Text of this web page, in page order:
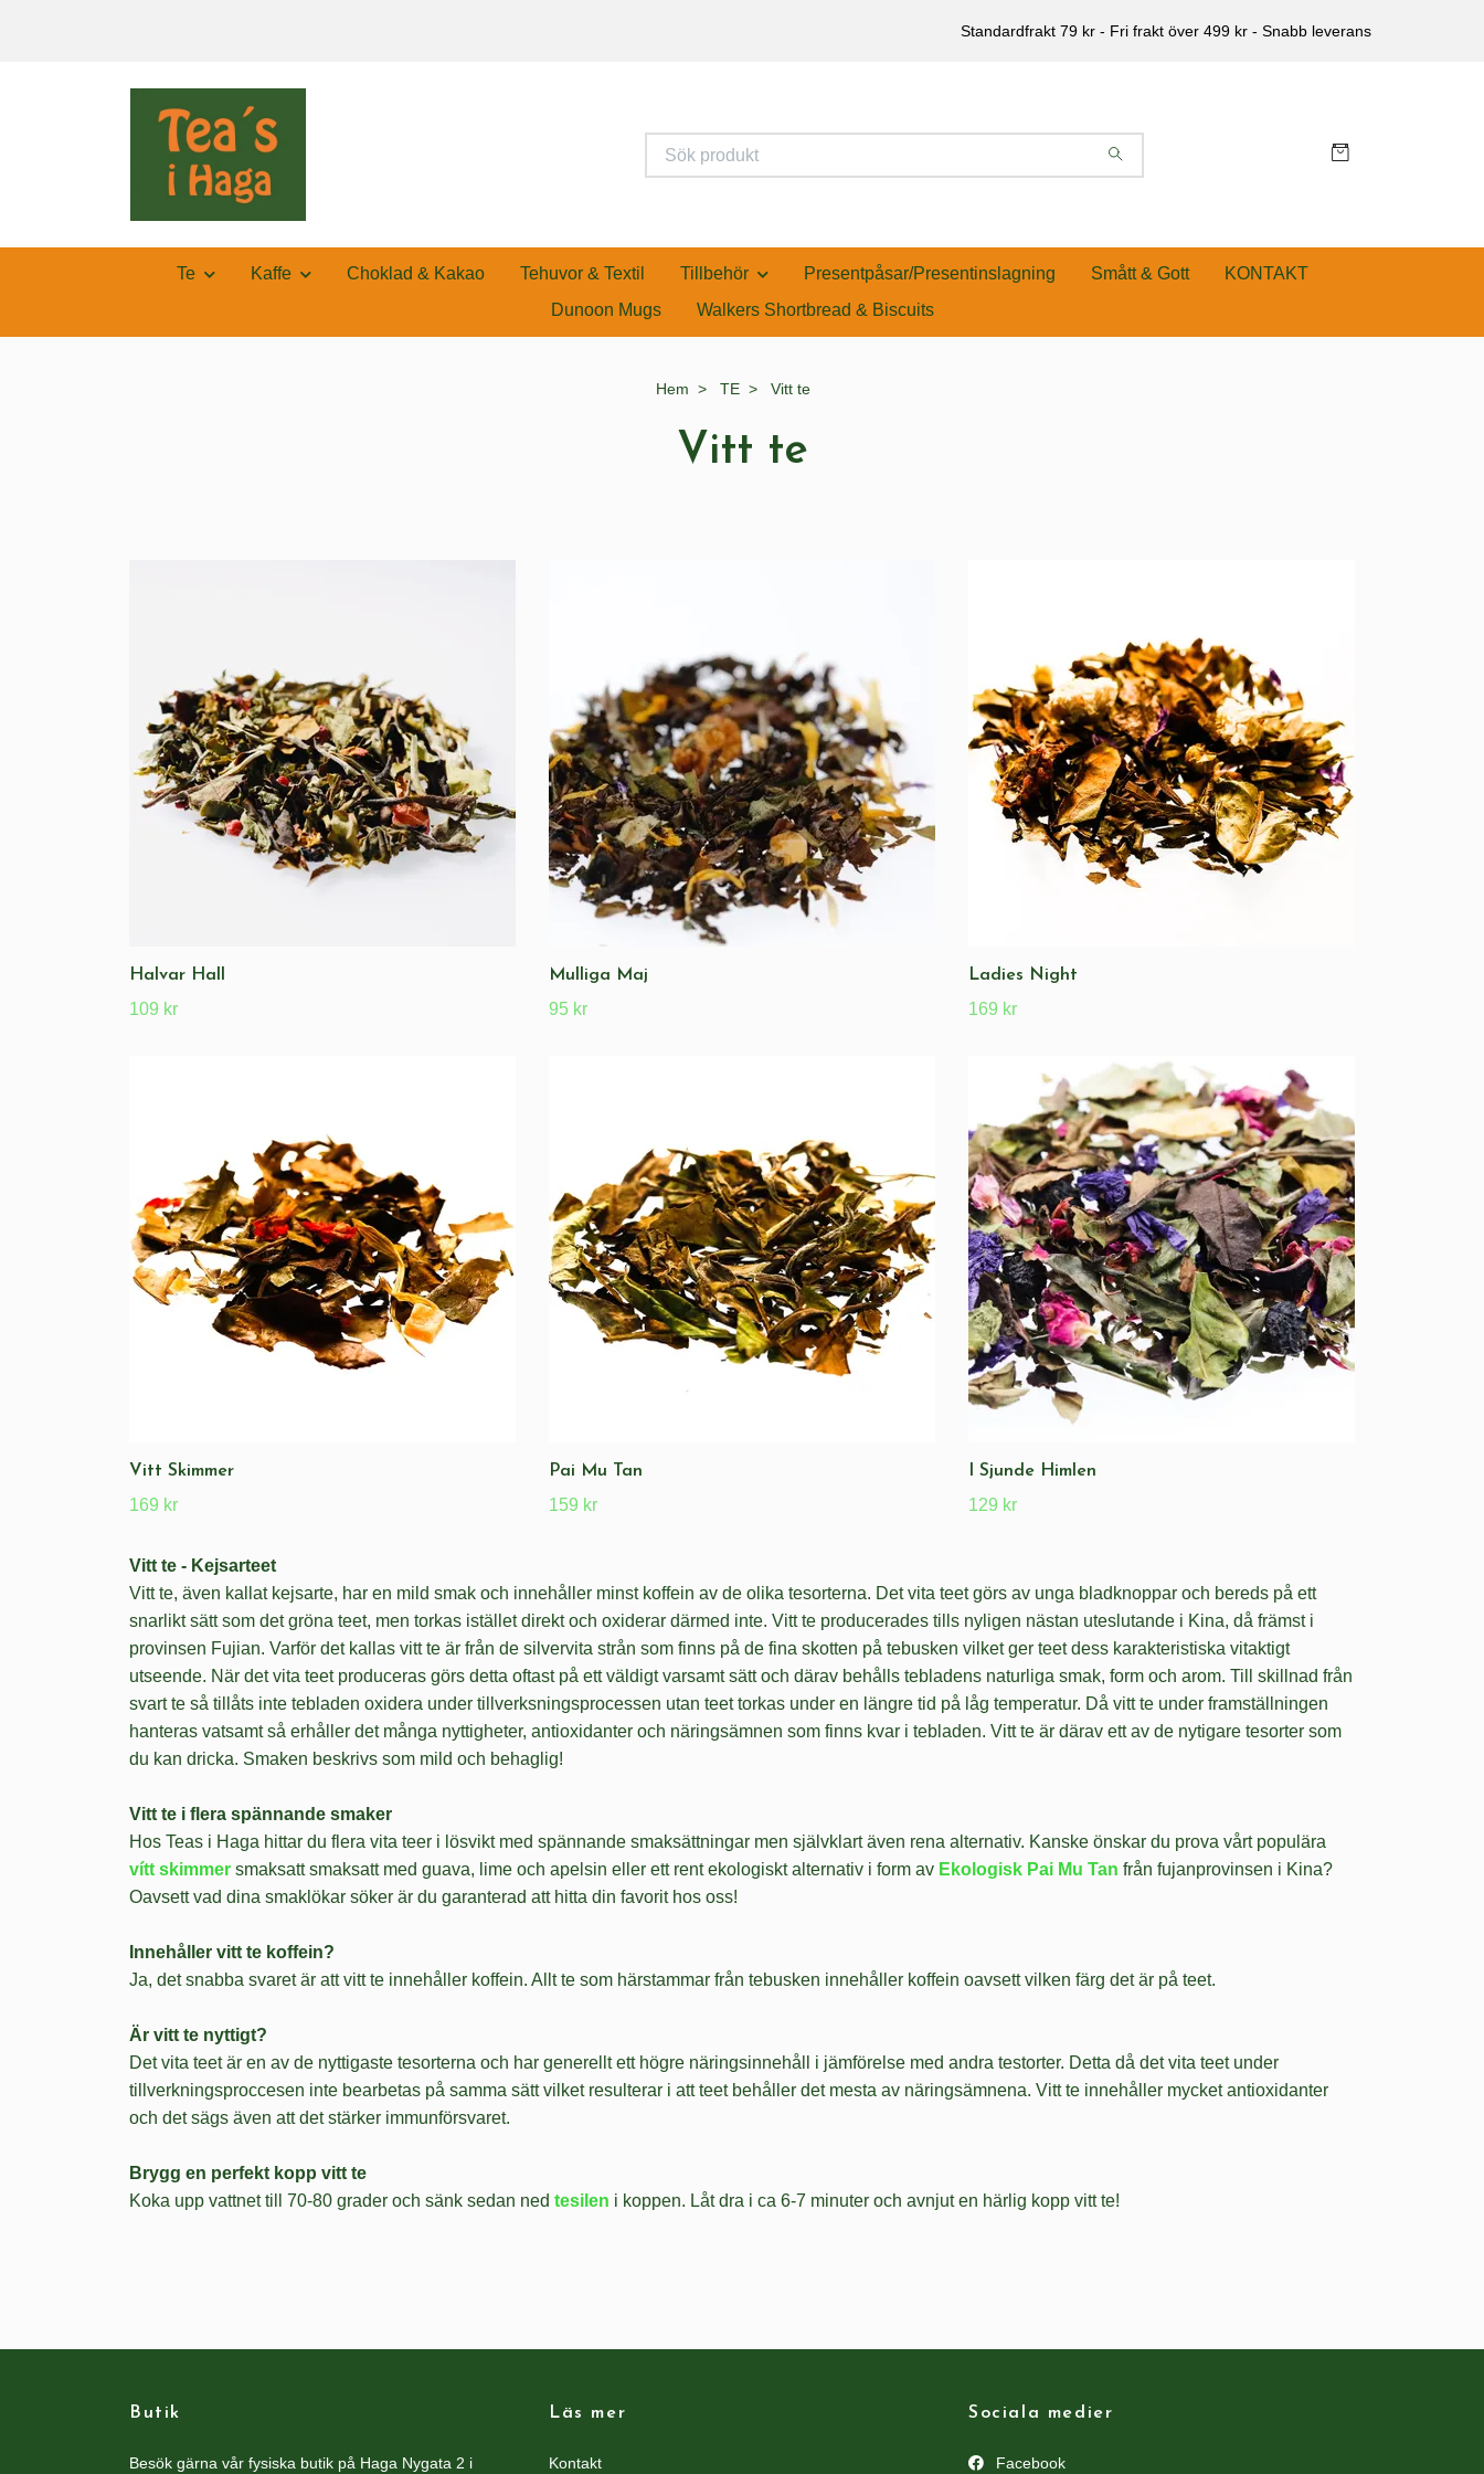
Standardfrakt 79 kr - Fri frakt över 499 kr - Snabb leverans
Te Kaffe Choklad & Kakao Tehuvor & Textil Tillbehör Presentpåsar/Presentinslagning Smått & Gott
KONTAKT
Dunoon Mugs
Walkers Shortbread & Biscuits
Hem TE Vitt te
Vitt te
Halvar Hall
109 kr
Mulliga Maj
95 kr
Ladies Night
169 kr
Vitt Skimmer
169 kr
Pai Mu Tan
159 kr
I Sjunde Himlen
129 kr
Vitt te - Kejsarteet
Vitt te, även kallat kejsarte, har en mild smak och innehåller minst koffein av de olika tesorterna. Det vita teet görs av unga bladknoppar och bereds på ett
snarlikt sätt som det gröna teet, men torkas istället direkt och oxiderar därmed inte. Vitt te producerades tills nyligen nästan uteslutande i Kina, då främst i
provinsen Fujian. Varför det kallas vitt te är från de silvervita strån som finns på de fina skotten på tebusken vilket ger teet dess karakteristiska vitaktigt
utseende. När det vita teet produceras görs detta oftast på ett väldigt varsamt sätt och därav behålls tebladens naturliga smak, form och arom. Till skillnad från
svart te så tillåts inte tebladen oxidera under tillverksningsprocessen utan teet torkas under en längre tid på låg temperatur. Då vitt te under framställningen
hanteras vatsamt så erhåller det många nyttigheter, antioxidanter och näringsämnen som finns kvar i tebladen. Vitt te är därav ett av de nytigare tesorter som
du kan dricka. Smaken beskrivs som mild och behaglig!
Vitt te i flera spännande smaker
Hos Teas i Haga hittar du flera vita teer i lösvikt med spännande smaksättningar men självklart även rena alternativ. Kanske önskar du prova vårt populära
vítt skimmer smaksatt smaksatt med guava, lime och apelsin eller ett rent ekologiskt alternativ i form av Ekologisk Pai Mu Tan från fujanprovinsen i Kina?
Oavsett vad dina smaklökar söker är du garanterad att hitta din favorit hos oss!
Innehåller vitt te koffein?
Ja, det snabba svaret är att vitt te innehåller koffein. Allt te som härstammar från tebusken innehåller koffein oavsett vilken färg det är på teet.
Är vitt te nyttigt?
Det vita teet är en av de nyttigaste tesorterna och har generellt ett högre näringsinnehåll i jämförelse med andra testorter. Detta då det vita teet under
tillverkningsproccesen inte bearbetas på samma sätt vilket resulterar i att teet behåller det mesta av näringsämnena. Vitt te innehåller mycket antioxidanter
och det sägs även att det stärker immunförsvaret.
Brygg en perfekt kopp vitt te
Koka upp vattnet till 70-80 grader och sänk sedan ned tesilen i koppen. Låt dra i ca 6-7 minuter och avnjut en härlig kopp vitt te!
Butik
Besök gärna vår fysiska butik på Haga Nygata 2 i
Läs mer
Kontakt
Sociala medier
Facebook